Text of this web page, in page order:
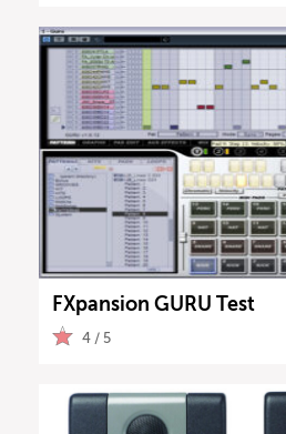
FXpansion GURU Test
4 / 5